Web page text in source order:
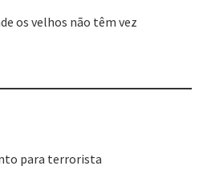
os velhos não têm vez
para terrorista